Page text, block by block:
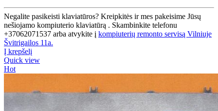
Negalite pasikeisti klaviatūros? Kreipkitės ir mes pakeisime Jūsų
nešiojamo kompiuterio klaviatūrą . Skambinkite telefonu
+37062071537 arba atvykite į kompiuterių remonto servisą Vilniuje
Švitrigailos 11a.
Į krepšelį
Quick view
Hot